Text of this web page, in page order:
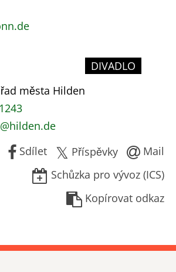
města Hilden
DIVADLO
Sdílet Příspěvky
Mail
Schůzka pro vývoz (ICS)
Kopírovat odkaz